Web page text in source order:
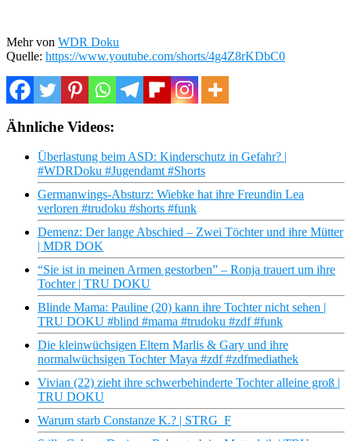
Mehr von WDR Doku
Quelle: https://www.youtube.com/shorts/4g4Z8rKDbC0
Ähnliche Videos:
Überlastung beim ASD: Kinderschutz in Gefahr? |
#WDRDoku #Jugendamt #Shorts
Germanwings-Absturz: Wiebke hat ihre Freundin Lea
verloren #trudoku #shorts #funk
Demenz: Der lange Abschied – Zwei Töchter und ihre Mütter
| MDR DOK
“Sie ist in meinen Armen gestorben” – Ronja trauert um ihre
Tochter | TRU DOKU
Blinde Mama: Pauline (20) kann ihre Tochter nicht sehen |
TRU DOKU #blind #mama #trudoku #zdf #funk
Die kleinwüchsigen Eltern Marlis & Gary und ihre
normalwüchsigen Tochter Maya #zdf #zdfmediathek
Vivian (22) zieht ihre schwerbehinderte Tochter alleine groß |
TRU DOKU
Warum starb Constanze K.? | STRG_F